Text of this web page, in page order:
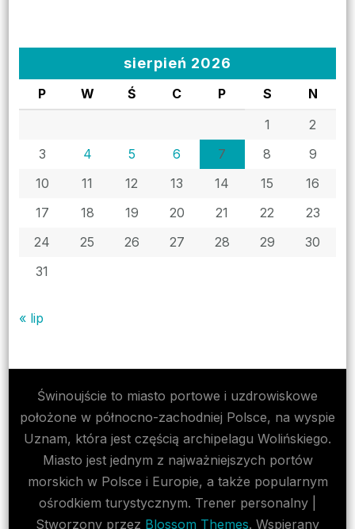
sierpień 2026
P W Ś C P S
N
1
2
3
4 5 6 7 8
9
10
11 12 13 14 15
16
17
18 19 20 21 22
23
24
25 26 27 28 29
30
31
« lip
Świnoujście to miasto portowe i uzdrowiskowe
położone w północno-zachodniej Polsce, na wyspie
Uznam, która jest częścią archipelagu Wolińskiego.
Miasto jest jednym z najważniejszych portów
morskich w Polsce i Europie, a także popularnym
ośrodkiem turystycznym. Trener personalny |
Stworzony przez Blossom Themes. Wspierany